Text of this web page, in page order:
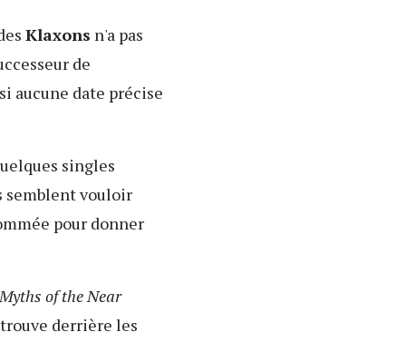
Klaxons n'a pas
de
aucune date précise
singles
semblent vouloir
pour donner
of the Near
derrière les